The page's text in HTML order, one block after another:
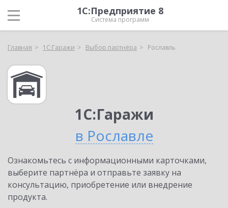
1С:Предприятие 8
Система программ
Главная 1С:Гаражи Выбор партнёра Рославль
1С:Гаражи
в Рославле
Ознакомьтесь с информационными карточками,
выберите партнёра и отправьте заявку на
консультацию, приобретение или внедрение
продукта.